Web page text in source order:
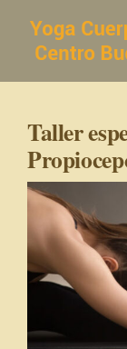
contenido
Taller